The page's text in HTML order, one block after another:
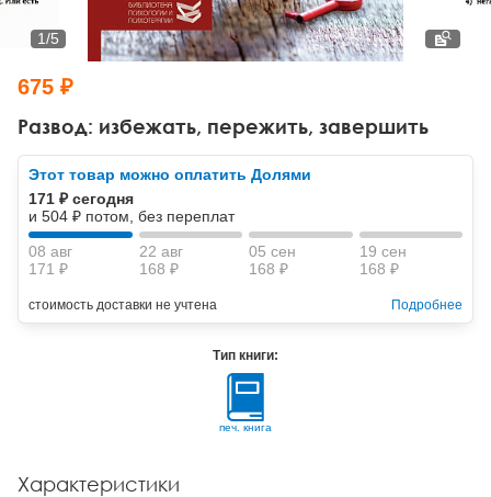
Тревожные расстройства, панические атаки
Другие направления психотерапии
Классический, эриксоновский гипноз и НЛП
НЛП
Психология труда и эргономика
Социальная психология
Социальная и организационная психология
Классический и юнгианский психоанализ
Развод: избежать, пережить, завершить
1/5
675 ₽
Этот товар можно оплатить Долями
171 ₽ сегодня
и 504 ₽ потом, без переплат
08 авг
171 ₽
22 авг
168 ₽
05 сен
168 ₽
19 сен
168 ₽
стоимость доставки не учтена Подробнее
Тип книги:
печ. книга
Характеристики